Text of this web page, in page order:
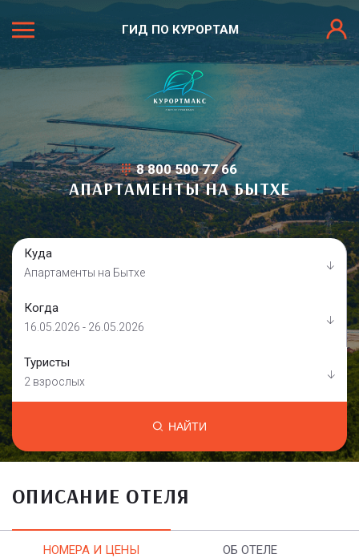
ГИД ПО КУРОРТАМ
8 800 500 77 66
АПАРТАМЕНТЫ НА БЫТХЕ
Куда
Апартаменты на Бытхе
Когда
16.05.2026 - 26.05.2026
Туристы
2 взрослых
НАЙТИ
ОПИСАНИЕ ОТЕЛЯ
НОМЕРА И ЦЕНЫ ОБ ОТЕЛЕ